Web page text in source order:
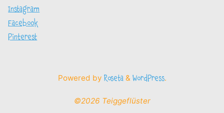
Instagram
Facebook
Pinterest
Powered by Roseta& WordPress.
©2026 Teiggeflüster